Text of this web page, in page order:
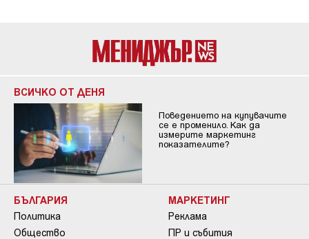
ВСИЧКО ОТ ДЕНЯ
Поведението на купувачите
се е променило. Как да
измерите маркетинг
показателите?
БЪЛГАРИЯ
Политика
Общество
МАРКЕТИНГ
Реклама
ПР и събития